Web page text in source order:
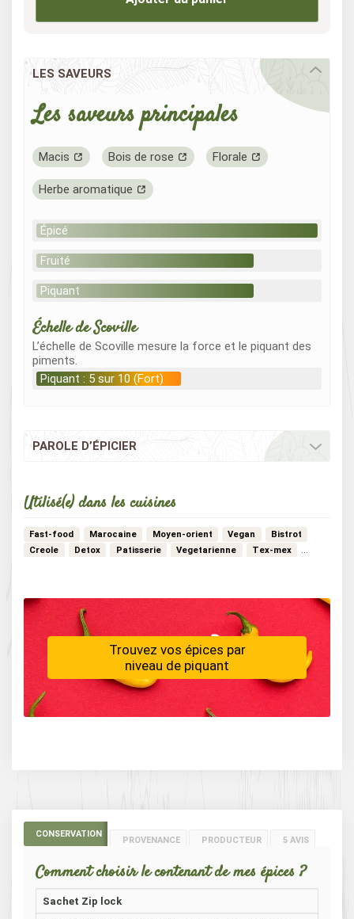
LES SAVEURS
Les saveurs principales
Macis Bois de rose Florale
Herbe aromatique
Épicé
Fruité
Piquant
Échelle de Scoville
L’échelle de Scoville mesure la force et le piquant des
piments.
Piquant : 5 sur 10 (Fort)
PAROLE D’ÉPICIER
Utilisé(e) dans les cuisines
Fast-food Marocaine Moyen-orient Vegan
Bistrot
Creole
Detox Patisserie Vegetarienne
Tex-mex
Trouvez vos épices par
niveau de piquant
CONSERVATION
PROVENANCE PRODUCTEUR 5 AVIS
Comment choisir le contenant de mes épices ?
Sachet Zip lock